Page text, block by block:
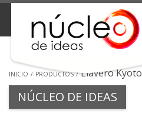
INICIO PRODUCTOS Llavero Kyoto
NÚCLEO DE IDEAS